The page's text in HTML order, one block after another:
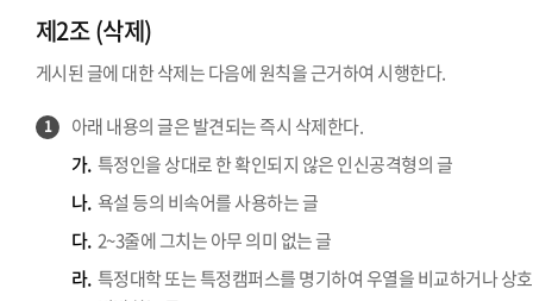
제2조 (삭제)
게시된 글에 대한 삭제는 다음에 원칙을 근거하여 시행한다.
1
아래 내용의 글은 발견되는 즉시 삭제한다.
가. 특정인을 상대로 한 확인되지 않은 인신공격형의 글
나. 욕설 등의 비속어를 사용하는 글
다. 2~3줄에 그치는 아무 의미 없는 글
라. 특정대학 또는 특정캠퍼스를 명기하여 우열을 비교하거나 상호